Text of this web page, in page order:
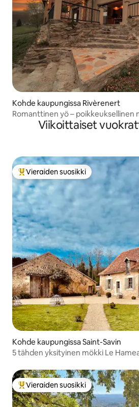
Kohde kaupungissa Rivèrenert
Romanttinen yö – poikkeuksellinen
Viikoittaiset
Vieraiden suosikkien parhaimmistoa
Vieraiden suosikki
Kohde kaupungissa Saint-Savin
5 tähden yksityinen mökki Le
Vieraiden suosikkien parhaimmistoa
Vieraiden suosikki